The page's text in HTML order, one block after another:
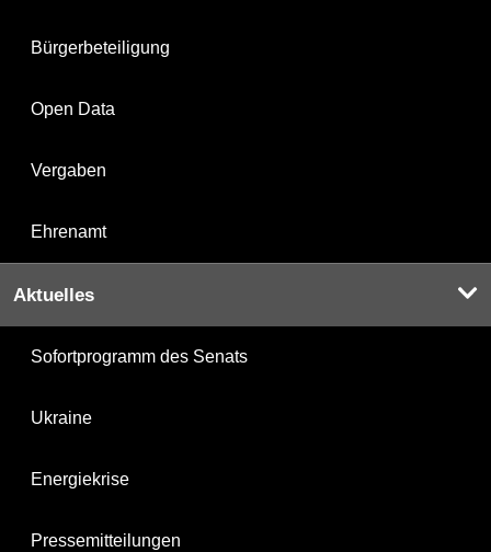
Bürgerbeteiligung
Open Data
Vergaben
Ehrenamt
Aktuelles
Sofortprogramm des Senats
Ukraine
Energiekrise
Pressemitteilungen